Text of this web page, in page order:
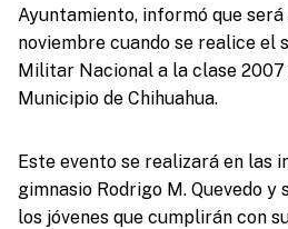
Ayuntamiento, informó que será
noviembre cuando se realice el
Militar Nacional a la clase 2007
Municipio de Chihuahua.
Este evento se realizará en las
gimnasio Rodrigo M. Quevedo
los jóvenes que cumplirán con